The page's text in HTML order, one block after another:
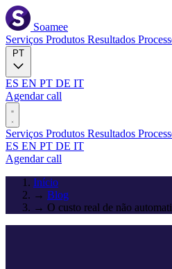
Soamee
Serviços Produtos Resultados
ES EN PT DE IT
Agendar call
Serviços Produtos Resultados
ES EN PT DE IT
Agendar call
Início
→ Blog
→ O custo real de não